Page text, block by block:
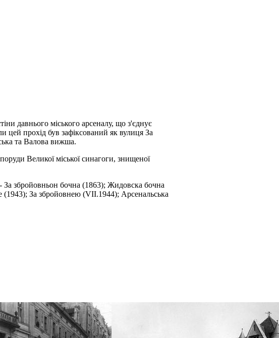
давнього міського арсеналу, що з'єднує
цей прохід був зафіксований як вулиця За
та Валова вижша.
Великої міської синагоги, знищеної
За збройовньон бочна (1863); Жидовска бочна
(1943); За збройовнею (VII.1944); Арсенальська